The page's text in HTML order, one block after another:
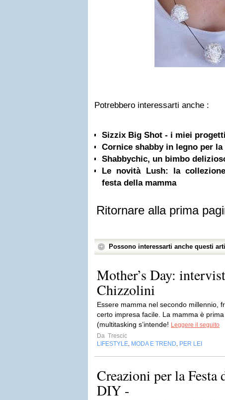
Potrebbero interessarti anche :
Sizzix Big Shot - i miei
Cornice shabby in legno per
Shabbychic, un bimbo
Le novità Lush: la
festa della mamma
Ritornare alla prima
Possono interessarti anche questi
Mother’s Day:
Chizzolini
Essere mamma nel secondo millennio,
certo impresa facile. La mamma è prima
(multitasking s’intende! Leggere il seguito
Da Trescic
LIFESTYLE MODA E TREND PER LEI
Creazioni per la Festa
DIY -